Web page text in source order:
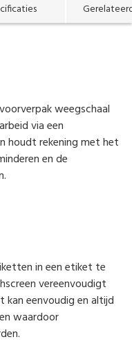
weegschaal
via een
houdt rekening met het
en de
in een etiket te
vereenvoudigt
kan eenvoudig en altijd
waardoor